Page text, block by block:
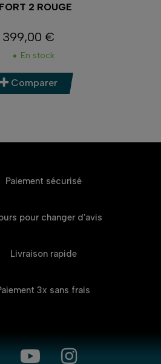
2 ROUGE
Prix
399,00 €
En stock
Comparer
Paiement sécurisé
pour changer d'avis
Livraison rapide
3x sans frais